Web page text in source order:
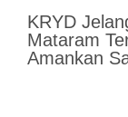
KRYD
Mataram
Amankan